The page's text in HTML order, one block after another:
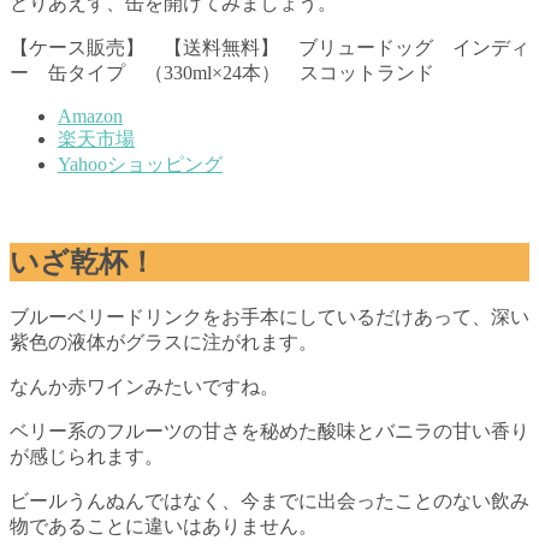
【ケース販売】 【送料無料】 ブリュードッグ インディ
ー 缶タイプ （330ml×24本） スコットランド
Amazon
楽天市場
Yahooショッピング
いざ乾杯！
ブルーベリードリンクをお手本にしているだけあって、深い
紫色の液体がグラスに注がれます。
なんか赤ワインみたいですね。
ベリー系のフルーツの甘さを秘めた酸味とバニラの甘い香り
が感じられます。
ビールうんぬんではなく、今までに出会ったことのない飲み
物であることに違いはありません。